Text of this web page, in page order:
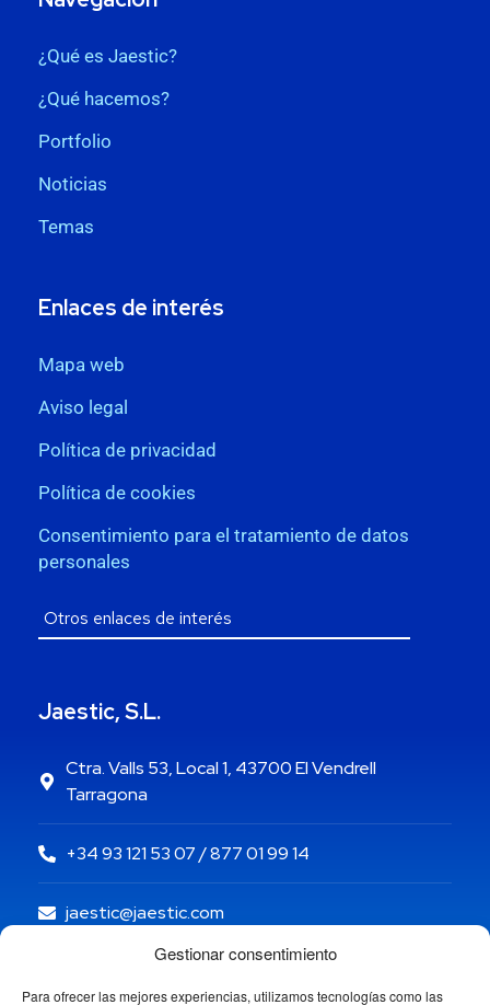
Gestionar consentimiento
Para ofrecer las mejores experiencias, utilizamos tecnologías como las
¿Qué es Jaestic?
¿Qué hacemos?
Portfolio
Noticias
Temas
Enlaces de interés
Mapa web
Aviso legal
Política de privacidad
Política de cookies
Consentimiento para el tratamiento de datos
personales
Jaestic, S.L.
Ctra. Valls 53, Local 1, 43700 El Vendrell
Tarragona
+34 93 121 53 07 / 877 01 99 14
jaestic@jaestic.com